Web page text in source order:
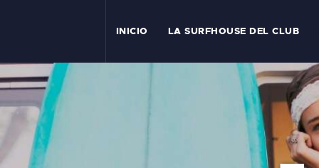
INICIO LA SURFHOUSE DEL CLUB